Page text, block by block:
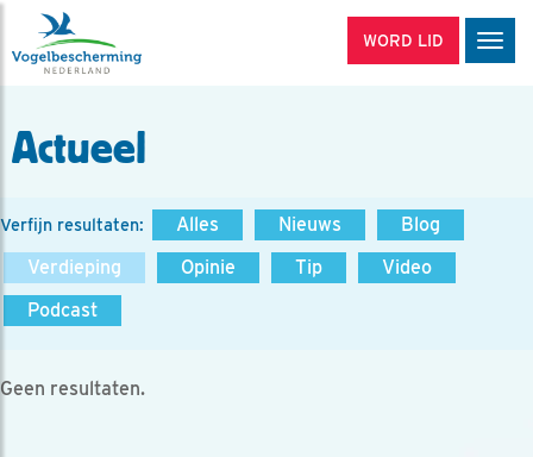
WORD LID
Actueel
Verfijn resultaten: Alles Nieuws
Blog
Verdieping
Opinie Tip
Video
Podcast
Geen resultaten.